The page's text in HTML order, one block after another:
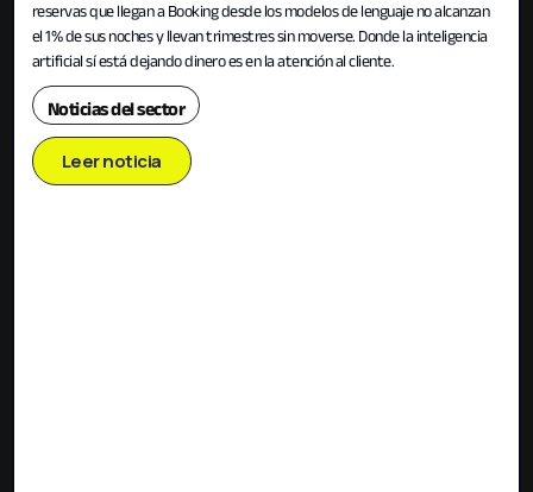
reservas que llegan a Booking desde los modelos de lenguaje no alcanzan
el 1% de sus noches y llevan trimestres sin moverse. Donde la inteligencia
artificial sí está dejando dinero es en la atención al cliente.
Noticias del sector
Leer noticia